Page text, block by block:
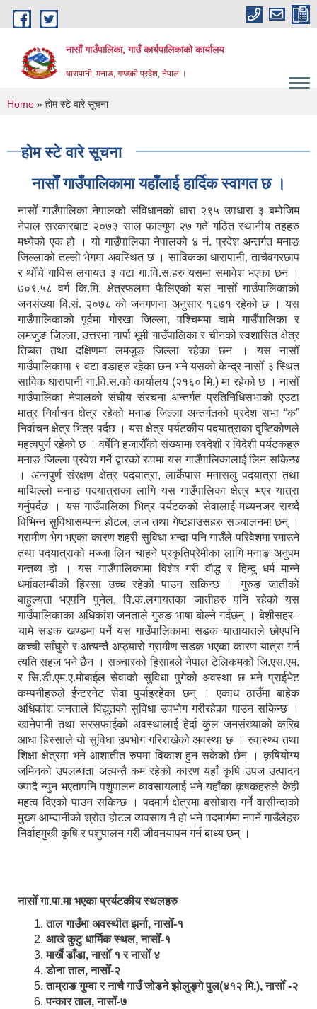
Skip to main content
नासाेँ गाउँपालिका, गाउँ कार्यपालिकाकाे कार्यालय
धारापानी, मनाङ, गण्डकी प्रदेश, नेपाल ।
You are here
Home » होम स्टे वारे सूचना
होम स्टे वारे सूचना
नासाेँ गाउँपालिकामा यहाँलाई हार्दिक स्वागत छ ।
नासोँ गाउँपालिका नेपालको संविधानको धारा २९५ उपधारा ३ बमोजिम
नेपाल सरकारबाट २०७३ साल फाल्गुण २७ गते गठित स्थानीय तहहरु
मध्येको एक हो । यो गाउँपालिका नेपालको ४ नं. प्रदेश अन्तर्गत मनाङ
जिल्लाको तल्लो भेगमा अवस्थित छ । साविकका धारापानी‚ ताचैवगरछाप
र थोँचे गाविस लगायत ३ वटा गा.वि.स.हरु यसमा समावेश भएका छन ।
७०९.५८ वर्ग कि.मि. क्षेत्रफलमा फैलिएको यस नासोँ गाउँपालिकाको
जनसंख्या वि.सं. २०७८ को जनगणना अनुसार १६७१ रहेको छ । यस
गाउँपालिकाको पूर्वमा गोरखा जिल्ला, पश्चिममा चामे गाउँपालिका र
लमजुङ जिल्ला, उत्तरमा नार्पा भूमी गाउँपालिका र चीनको स्वशासित क्षेत्र
तिब्बत तथा दक्षिणमा लमजुङ जिल्ला रहेका छन । यस नासोँ
गाउँपालिकामा ९ वटा वडाहरु रहेका छन भने यसको केन्द्र नासोँ ३ स्थित
साविक धारापानी गा.वि.स.को कार्यालय (२१६० मि.) मा रहेको छ । नासोँ
गाउँपालिका नेपालको संघीय संरचना अन्तर्गत प्रतिनिधिसभाको एउटा
मात्र निर्वाचन क्षेत्र रहेको मनाङ जिल्ला अन्तर्गतको प्रदेश सभा “क”
निर्वाचन क्षेत्र भित्र पर्दछ । यस क्षेत्र पर्यटकीय पदयात्राका दृष्टिकोणले
महत्वपुर्ण रहेको छ । वर्षेनि हजारौँको संख्यामा स्वदेशी र विदेशी पर्यटकहरु
मनाङ जिल्ला प्रवेश गर्ने द्वारको रुपमा यस गाउँपालिकालाई लिन सकिन्छ
। अन्नपुर्ण संरक्षण क्षेत्र पदयात्रा, लार्केपास मनासलु पदयात्रा तथा
माथिल्लो मनाङ पदयात्राका लागि यस गाउँपालिका क्षेत्र भएर यात्रा
गर्नुपर्दछ । यस गाउँपालिका भित्र पर्यटकको सेवालाई मध्यनजर राख्दै
विभिन्न सुविधासम्पन्न होटल, लज तथा गेष्टहाउसहरु सञ्चालनमा छन् ।
ग्रामीण भेग भएका कारण शहरी सुविधा भन्दा पनि गाउँले परिवेशमा रमाउने
तथा पदयात्राको मज्जा लिन चाहने प्रकृतिप्रेमीका लागि मनाङ अनुपम
गन्तब्य हो । यस गाउँपालिकामा विशेष गरी वौद्ध र हिन्दु धर्म मान्ने
धर्मावलम्बीको हिस्सा उच्च रहेको पाउन सकिन्छ । गुरुङ जातीको
बाहुल्यता भएपनि पुनेल, वि.क.लगायतका जातीहरु पनि रहेको यस
गाउँपालिकाका अधिकांश जनताले गुरुङ भाषा बोल्ने गर्दछन् । बेशीसहर–
चामे सडक खण्डमा पर्ने यस गाउँपालिकामा सडक यातायातले छोएपनि
कच्ची साँघुरो र अत्यन्तै अप्ठ्यारो ग्रामीण सडक भएका कारण यात्रा गर्न
त्यति सहज भने छैन । सञ्चारको हिसाबले नेपाल टेलिकमको जि.एस.एम.
र सि.डी.एम.ए.मोबाईल सेवाको सुविधा पुगेको अवस्था छ भने प्राईभेट
कम्पनीहरुले ईन्टरनेट सेवा पुर्याइरहेका छन् । एकाध ठाउँमा बाहेक
अधिकांश जनताले विद्युतको सुविधा उपभोग गरीरहेका पाउन सकिन्छ ।
खानेपानी तथा सरसफाईको अवस्थालाई हेर्दा कुल जनसंख्याको करिब
आधा हिस्साले यो सुविधा उपभोग गरिराखेको अवस्था छ । स्वास्थ्य तथा
शिक्षा क्षेत्रमा भने आशातीत रुपमा विकाश हुन सकेको छैन । कृषियोग्य
जमिनको उपलब्धता अत्यन्तै कम रहेको कारण यहाँ कृषि उपज उत्पादन
ज्यादै न्युन भएतापनि पशुपालन व्यवसायलाई भने यहाँका कृषकहरुले केही
महत्व दिएको पाउन सकिन्छ । पदमार्ग क्षेत्रमा बसोबास गर्ने वासीन्दाको
मुख्य आम्दानीको श्रोत होटल व्यवसाय नै हो भने पदमार्गमा नपर्ने गाउँलेहरु
निर्वाहमुखी कृषि र पशुपालन गरी जीवनयापन गर्न बाध्य छन् ।
नासोँ गा.पा.मा भएका प्रर्यटकीय स्थलहरु
ताल गाउँमा अवस्थीत झर्ना, नासोँ-१
आखे कुटु धार्मिक स्थल, नासोँ-१
मार्खै डाँडा, नासोँ १ र नासोँ ४
डाेना ताल, नासोँ-२
ताम्राङ गुम्वा र नाचै गाउँ जोडने झोलुङ्गे पुल(४१२ मि.), नासोँ -२
पन्कार ताल, नासोँ-७